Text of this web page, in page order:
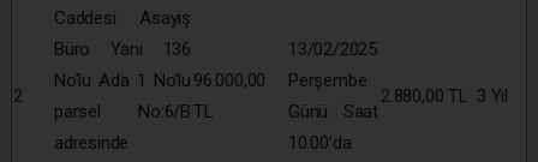
2
Caddesi Asayiş
Büro Yanı 136
No’lu Ada 1 No’lu
parsel No:6/B
adresinde
96.000,00
TL
13/02/2025
Perşembe
Günü Saat
10:00’da
2.880,00 TL 3 Yıl